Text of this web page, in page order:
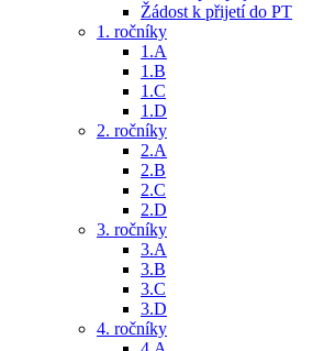
Žádost k přijetí do PT
1. ročníky
1.A
1.B
1.C
1.D
2. ročníky
2.A
2.B
2.C
2.D
3. ročníky
3.A
3.B
3.C
3.D
4. ročníky